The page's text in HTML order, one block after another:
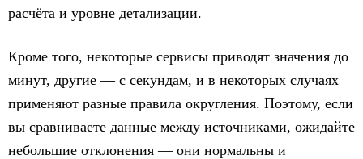
расчёта и уровне детализации.
Кроме того, некоторые сервисы приводят значения до
минут, другие — с секундам, и в некоторых случаях
применяют разные правила округления. Поэтому, если
вы сравниваете данные между источниками, ожидайте
небольшие отклонения — они нормальны и